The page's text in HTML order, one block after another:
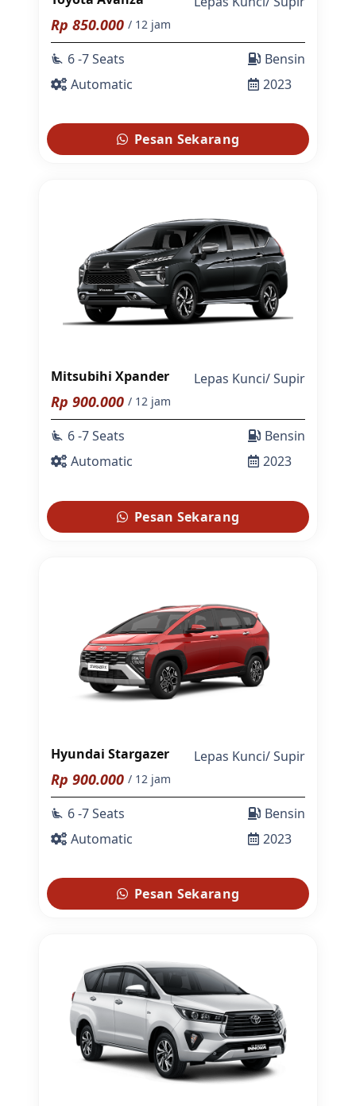
Rp 850.000 / 12 jam
airline_seat_recline_extra 6 -7 Seats
Automatic
Bensin
2023
Pesan Sekarang
Mitsubihi Xpander Lepas Kunci/Supir
Rp 900.000 / 12 jam
airline_seat_recline_extra 6 -7 Seats
Automatic
Bensin
2023
Pesan Sekarang
Hyundai Stargazer Lepas Kunci/Supir
Rp 900.000 / 12 jam
airline_seat_recline_extra 6 -7 Seats
Automatic
Bensin
2023
Pesan Sekarang